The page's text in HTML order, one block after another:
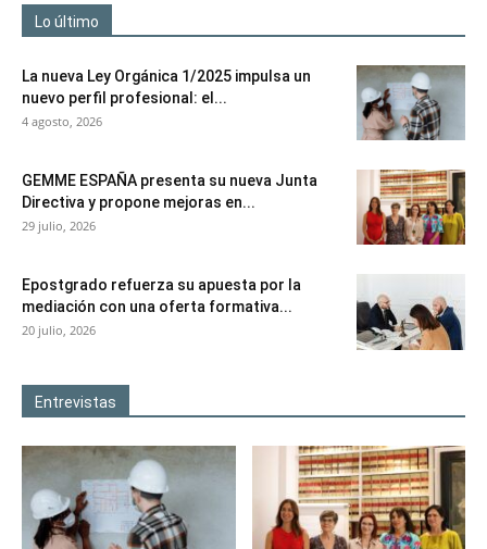
Lo último
La nueva Ley Orgánica 1/2025 impulsa un
nuevo perfil profesional: el...
4 agosto, 2026
GEMME ESPAÑA presenta su nueva Junta
Directiva y propone mejoras en...
29 julio, 2026
Epostgrado refuerza su apuesta por la
mediación con una oferta formativa...
20 julio, 2026
Entrevistas